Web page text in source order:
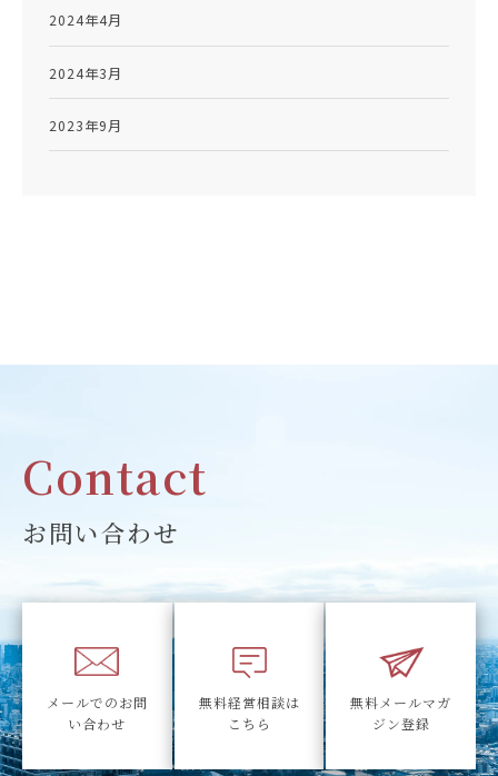
2024年4月
2024年3月
2023年9月
Contact
お問い合わせ
メールでのお問
い合わせ
無料経営相談は
こちら
無料メールマガ
ジン登録